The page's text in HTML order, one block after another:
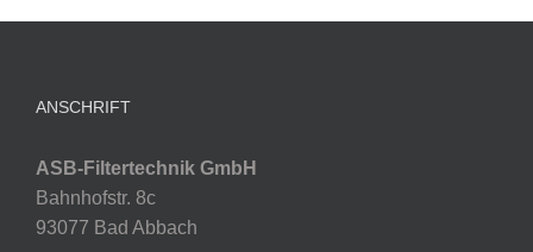
ANSCHRIFT
ASB-Filtertechnik GmbH
Bahnhofstr. 8c
93077 Bad Abbach